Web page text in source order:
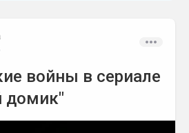
войны в сериале
домик"